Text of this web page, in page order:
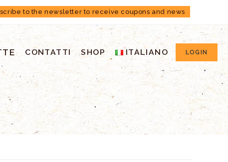
to the newsletter to receive coupons and news
LOGIN
CONTATTI SHOP ITALIANO